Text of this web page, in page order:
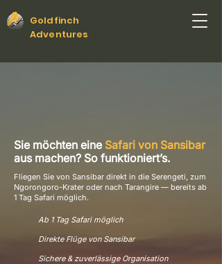
Goldfinch
Adventures
Sie möchten eine Safari von Sansibar
aus machen? So funktioniert’s.
Fliegen Sie von Sansibar direkt in die Serengeti, zum
Ngorongoro-Krater oder nach Tarangire — bereits ab
1 Tag Safari möglich.
Ab 1 Tag Safari möglich
Direkte Flüge von Sansibar
Sichere & zuverlässige Organisation